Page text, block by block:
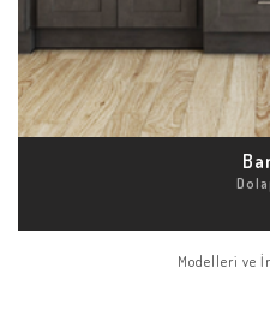
Modelleri ve